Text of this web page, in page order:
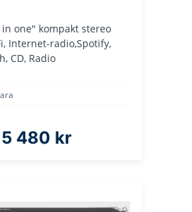
in one" kompakt stereo
Internet-radio,Spotify,
CD, Radio
5 480 kr